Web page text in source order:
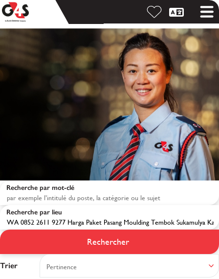
Résultats de la
recherche
Recherche par mot-clé
Recherche par lieu
Rechercher
Trier